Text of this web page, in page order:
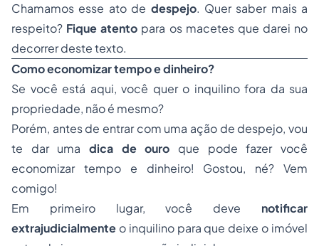
Chamamos esse ato de despejo. Quer saber mais a
respeito? Fique atento para os macetes que darei no
decorrer deste texto.
Como economizar tempo e dinheiro?
Se você está aqui, você quer o inquilino fora da sua
propriedade, não é mesmo?
Porém, antes de entrar com uma ação de despejo, vou
te dar uma dica de ouro que pode fazer você
economizar tempo e dinheiro! Gostou, né? Vem
comigo!
Em primeiro lugar, você deve notificar
extrajudicialmente o inquilino para que deixe o imóvel